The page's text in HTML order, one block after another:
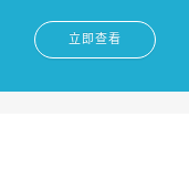
立即查看